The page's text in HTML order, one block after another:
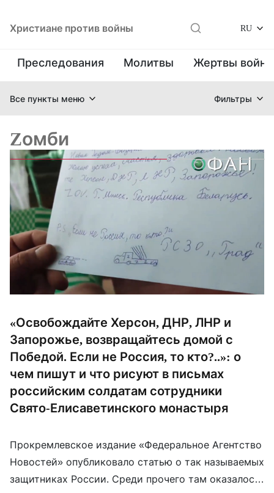
Христиане против войны RU
Преследования Молитвы Жертвы
Все пункты меню Фильтры
Zомби
«Освобождайте Херсон, ДНР, ЛНР и
Запорожье, возвращайтесь домой с
Победой. Если не Россия, то кто?..»: о
чем пишут и что рисуют в письмах
российским солдатам сотрудники
Свято-Елисаветинского монастыря
Прокремлевское издание «Федеральное Агентство
Новостей» опубликовало статью о так называемых
защитниках России. Среди прочего там оказалось